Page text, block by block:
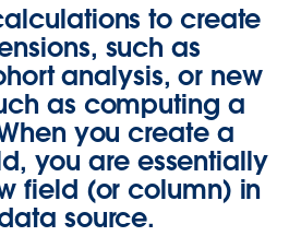
to create
such as
analysis, or new
as computing a
you create a
you are essentially
field (or column) in
source.